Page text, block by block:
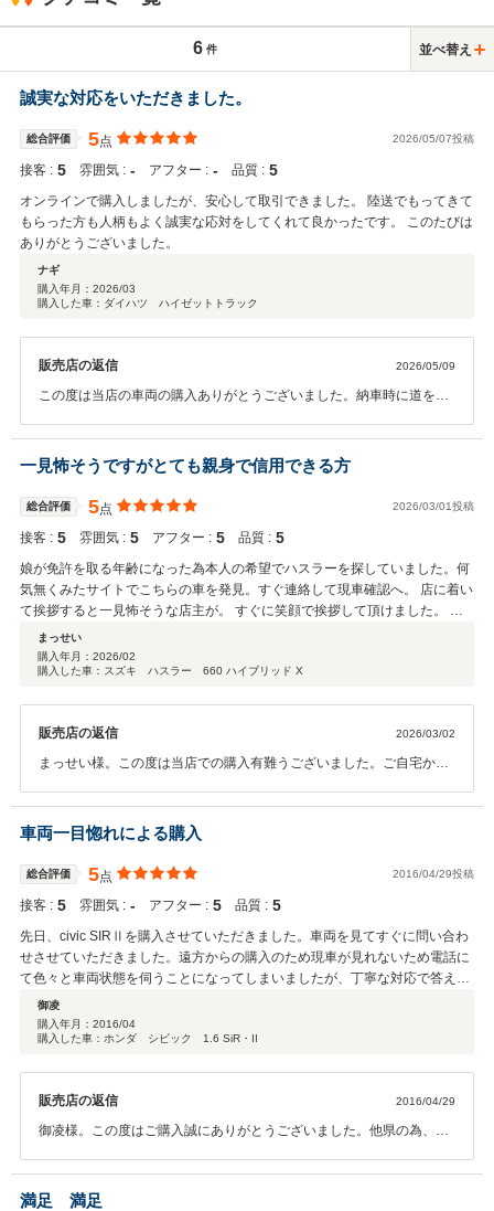
6 件 並べ替え
誠実な対応をいただきました。
総合評価 5点 2026/05/07投稿
接客 : 5 雰囲気 : ‐ アフター : ‐ 品質 : 5
オンラインで購入しましたが、安心して取引できました。 陸送でもってきて
もらった方も人柄もよく誠実な応対をしてくれて良かったです。 このたびは
ありがとうございました。
ナギ
購入年月： 2026/03
購入した車：ダイハツ ハイゼットトラック
販売店の返信 2026/05/09
この度は当店の車両の購入ありがとうございました。納車時に道を間
した。 また機会がありましたら、宜しくお願いします。
一見怖そうですがとても親身で信用できる方
総合評価 5点 2026/03/01投稿
接客 : 5 雰囲気 : 5 アフター : 5 品質 : 5
娘が免許を取る年齢になった為本人の希望でハスラーを探していました。何
気無くみたサイトでこちらの車を発見。すぐ連絡して現車確認へ。 店に着い
て挨拶すると一見怖そうな店主が。 すぐに笑顔で挨拶して頂けました。 車
もとても綺麗で良い状態。 話をして行く時間と共にここで車を買わせて頂き
たい気持ちに。 車検やアフターサポートの話も聞かせて頂けて本当に車好き
の方だと思えました。 これからも大事に乗らせていただきます。
まっせい
購入年月： 2026/02
購入した車：スズキ ハスラー 660 ハイブリッド X
販売店の返信 2026/03/02
まっせい様。この度は当店での購入有難うございました。ご自宅から
問合せ下さい。お嬢様のお仕事先も近いので、オイル交換お待ちして
おります。
車両一目惚れによる購入
総合評価 5点 2016/04/29投稿
接客 : 5 雰囲気 : ‐ アフター : 5 品質 : 5
先日、civic SIRⅡを購入させていただきました。車両を見てすぐに問い合わ
せさせていただきました。遠方からの購入のため現車が見れないため電話に
て色々と車両状態を伺うことになってしまいましたが、丁寧な対応で答えて
いただきたいへんありがたかったです。また購入までの流れについても丁寧
にご回答していただいたので安心して購入できました。納車の際には、今後
の車両不具合が出てきた際の相談も乗っていただけるとのことでアフターも
御凌
購入年月： 2016/04
購入した車：ホンダ シビック 1.6 SiR・II
販売店の返信 2016/04/29
御凌様。この度はご購入誠にありがとうございました。他県の為、何
ください。できる限りのサポートは致します。今後ともよろしくお願
い致します。
満足 満足